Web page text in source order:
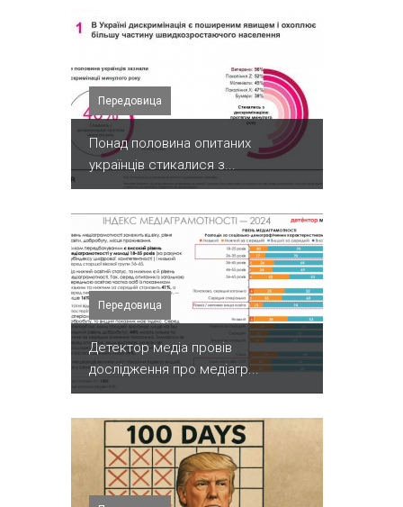
Передовица
Понад половина опитаних
українців стикалися з...
Передовица
Детектор медіа провів
дослідження про медіагр...